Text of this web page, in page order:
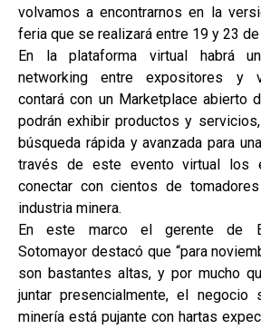
volvamos a encontrarnos en la
feria que se realizará entre 19 y 23
En la plataforma virtual habrá
networking entre expositores y
contará con un Marketplace abierto
podrán exhibir productos y
búsqueda rápida y avanzada para
través de este evento virtual los
conectar con cientos de
industria minera.
En este marco el gerente de
Sotomayor destacó que “para
son bastantes altas, y por mucho
juntar presencialmente, el negocio
minería está pujante con hartas